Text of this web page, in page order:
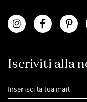
Iscriviti alla